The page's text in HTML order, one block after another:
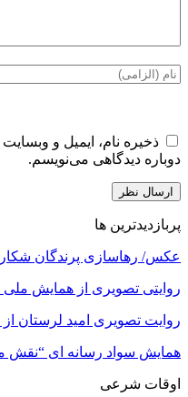
ذخیره نام، ایمیل و
دوباره دیدگاهی می‌نویسم.
پربازدیدترین ها
عکس/ رهاسازی پرندگان
روایتی تصویری از همایش
روایت تصویری امید لرستان
همایش سواد رسانه ای “نقش
اوقات شرعی